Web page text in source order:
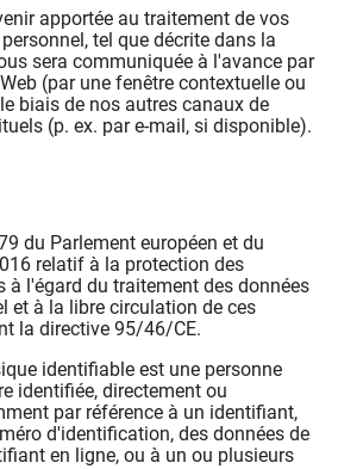
apportée au traitement de vos
tel que décrite dans la
sera communiquée à l'avance par
(par une fenêtre contextuelle ou
biais de nos autres canaux de
(p. ex. par e-mail, si disponible).
du Parlement européen et du
relatif à la protection des
à l'égard du traitement des données
et à la libre circulation de ces
la directive 95/46/CE.
identifiable est une personne
identifiée, directement ou
par référence à un identifiant,
d'identification, des données de
en ligne, ou à un ou plusieurs